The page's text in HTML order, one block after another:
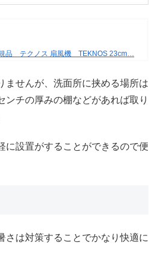
規品 テクノス 扇風機 TEKNOS 23cm…
ませんが、洗面所に挟める場所は
ンチの厚みの棚などがあれば取り
に設置がすることができるので便
さは対策することでかなり快適に